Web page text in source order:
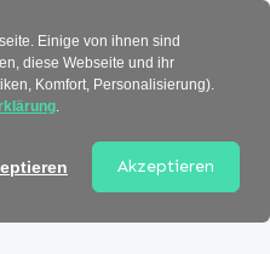
Einige von ihnen sind
diese Webseite und ihr
Komfort, Personalisierung).
.
Akzeptieren